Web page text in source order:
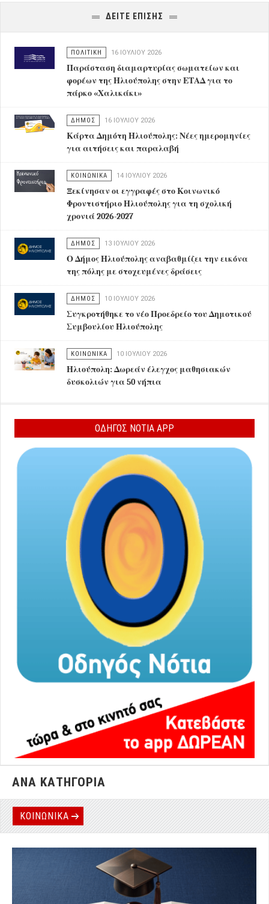
ΔΕΙΤΕ ΕΠΙΣΗΣ
ΠΟΛΙΤΙΚΗ 16 ΙΟΥΛΊΟΥ 2026
Παράσταση διαμαρτυρίας σωματείων και
φορέων της Ηλιούπολης στην ΕΤΑΔ για το
πάρκο «Χαλικάκι»
ΔΗΜΟΣ 16 ΙΟΥΛΊΟΥ 2026
Κάρτα Δημότη Ηλιούπολης: Νέες ημερομηνίες
για αιτήσεις και παραλαβή
ΚΟΙΝΩΝΙΚΑ 14 ΙΟΥΛΊΟΥ 2026
Ξεκίνησαν οι εγγραφές στο Κοινωνικό
Φροντιστήριο Ηλιούπολης για τη σχολική
χρονιά 2026-2027
ΔΗΜΟΣ 13 ΙΟΥΛΊΟΥ 2026
Ο Δήμος Ηλιούπολης αναβαθμίζει την εικόνα
της πόλης με στοχευμένες δράσεις
ΔΗΜΟΣ 10 ΙΟΥΛΊΟΥ 2026
Συγκροτήθηκε το νέο Προεδρείο του Δημοτικού
Συμβουλίου Ηλιούπολης
ΚΟΙΝΩΝΙΚΑ 10 ΙΟΥΛΊΟΥ 2026
Ηλιούπολη: Δωρεάν έλεγχος μαθησιακών
δυσκολιών για 50 νήπια
ΟΔΗΓΟΣ ΝΟΤΙΑ APP
ΑΝΑ ΚΑΤΗΓΟΡΙΑ
ΚΟΙΝΩΝΙΚΑ